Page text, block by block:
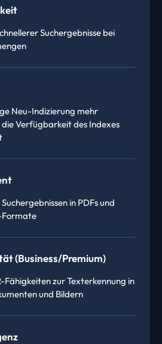
Suchergebnisse bei
Neu-Indizierung mehr
Verfügbarkeit des Indexes
in PDFs und
(Business/Premium)
Fähigkeiten zur Texterkennung in
und Bildern